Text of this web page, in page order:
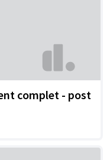
complet - post